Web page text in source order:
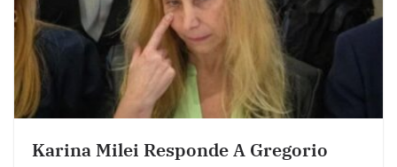
Karina Milei Responde A Gregorio